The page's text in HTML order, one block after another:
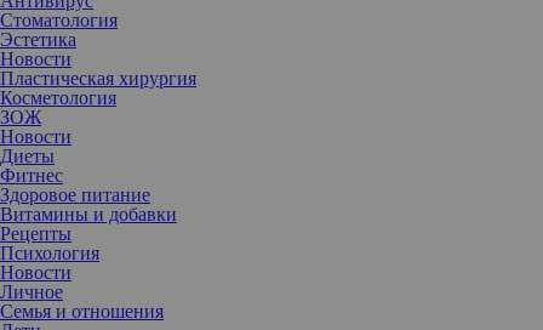
Стоматология
Эстетика
Новости
Пластическая хирургия
Косметология
ЗОЖ
Новости
Диеты
Фитнес
Здоровое питание
Витамины и добавки
Рецепты
Психология
Новости
Личное
Семья и отношения